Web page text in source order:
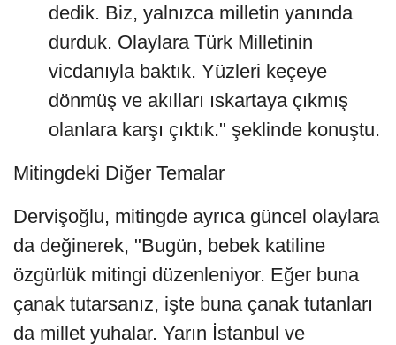
dedik. Biz, yalnızca milletin yanında
durduk. Olaylara Türk Milletinin
vicdanıyla baktık. Yüzleri keçeye
dönmüş ve akılları ıskartaya çıkmış
olanlara karşı çıktık." şeklinde konuştu.
Mitingdeki Diğer Temalar
Dervişoğlu, mitingde ayrıca güncel olaylara
da değinerek, "Bugün, bebek katiline
özgürlük mitingi düzenleniyor. Eğer buna
çanak tutarsanız, işte buna çanak tutanları
da millet yuhalar. Yarın İstanbul ve